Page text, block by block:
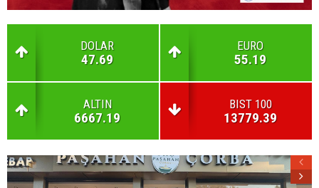
DOLAR
47.69
EURO
55.19
ALTIN
6667.19
BIST 100
13779.39